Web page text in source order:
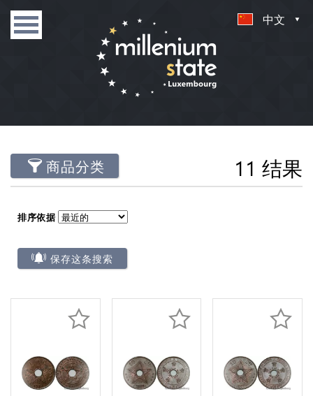
中文
商品分类 11 结果
排序依据
保存这条搜索